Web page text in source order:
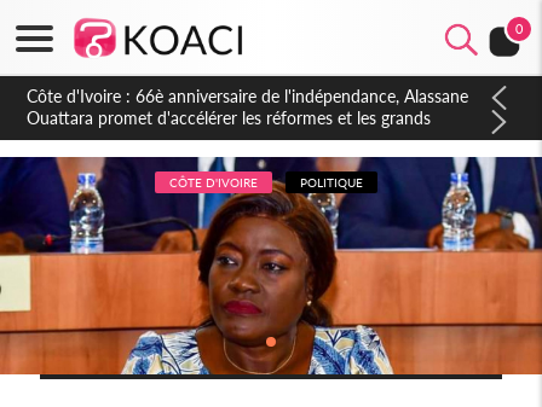
0
Côte d'Ivoire : À Abidjan, Amadou Oury Bah admire le modèle
ivoirien et veut s'en inspirer pour accélérer le développement
de la Guinée
CÔTE D'IVOIRE POLITIQUE